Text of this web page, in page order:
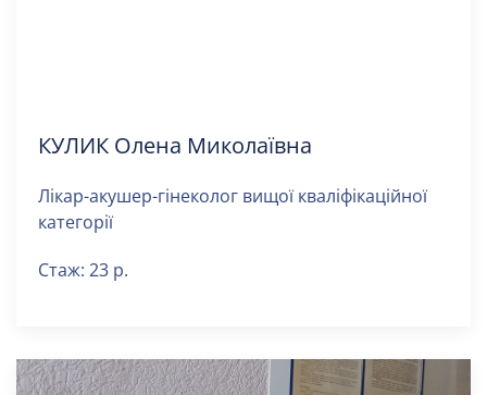
КУЛИК Олена Миколаївна
Лікар-акушер-гінеколог вищої кваліфікаційної
категорії
Стаж: 23 р.